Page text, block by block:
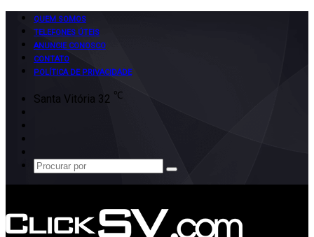
QUEM SOMOS
TELEFONES ÚTEIS
ANUNCIE CONOSCO
CONTATO
POLÍTICA DE PRIVACIDADE
Santa Vitória 32 ℃
Play
Procurar
por